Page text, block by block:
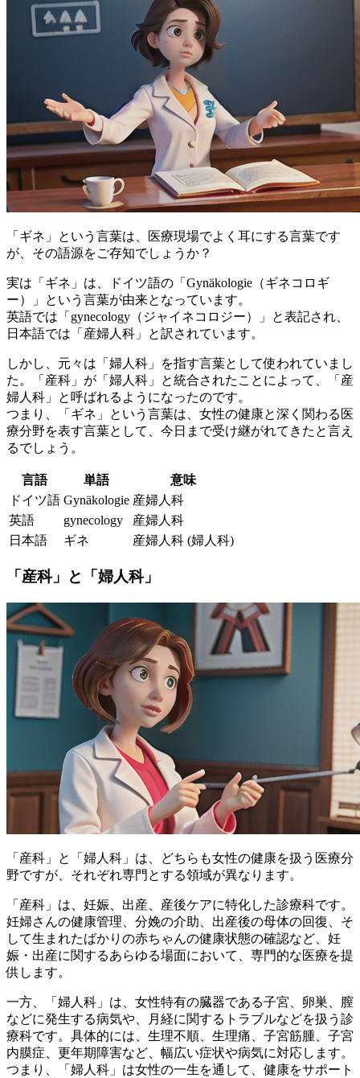
「ギネ」という言葉は、医療現場でよく耳にする言葉です
が、その語源をご存知でしょうか？
実は「ギネ」は、ドイツ語の「Gynäkologie（ギネコロギ
ー）」という言葉が由来となっています。
英語では「gynecology（ジャイネコロジー）」と表記され、
日本語では「産婦人科」
と訳されています。
しかし、元々は「婦人科」を指す言葉として使われていまし
た。「産科」が「婦人科」と統合されたことによって、「産
婦人科」と呼ばれるようになったのです。
つまり、「ギネ」という言葉は、 女性の健康と深く関わる医
療分野を表す言葉として、今日まで受け継がれてきたと言え
るでしょう。
言語 単語
意味
ドイツ語 Gynäkologie 産婦人科
英語
gynecology
産婦人科
日本語
ギネ 産婦人科 (婦人科)
「産科」と「婦人科」
「産科」と「婦人科」は、どちらも女性の健康を扱う医療分
野ですが、それぞれ専門とする領域が異なります。
「産科」は、妊娠、出産、産後ケアに特化した診療科です。
妊婦さんの健康管理、分娩の介助、出産後の母体の回復、そ
して生まれたばかりの赤ちゃんの健康状態の確認など、妊
娠・出産に関するあらゆる場面において、専門的な医療を提
供します。
一方、「婦人科」は、女性特有の臓器である子宮、卵巣、膣
などに発生する病気や、月経に関するトラブルなどを扱う診
療科です。具体的には、生理不順、生理痛、子宮筋腫、子宮
内膜症、更年期障害など、幅広い症状や病気に対応します。
つまり、「婦人科」は女性の一生を通して、健康をサポート